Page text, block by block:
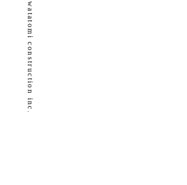
watatomi construction inc.